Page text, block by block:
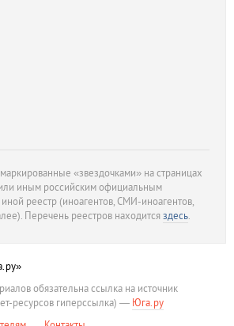
«звездочками» на страницах
иным российским официальным
реестр (иноагентов, СМИ-иноагентов,
Перечень реестров находитсяздесь.
обязательна ссылка на источник
ресурсов гиперссылка) — Юга.ру